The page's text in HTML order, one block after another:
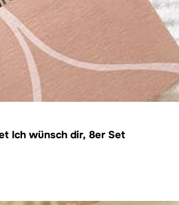
Ich wünsch dir, 8er Set